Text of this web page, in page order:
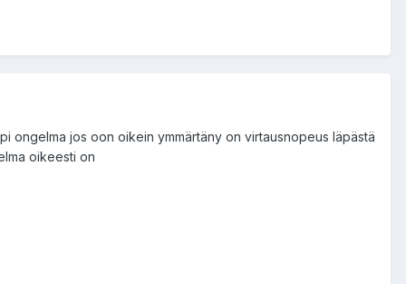
ongelma jos oon oikein ymmärtäny on virtausnopeus läpästä
oikeesti on